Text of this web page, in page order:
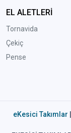
EL ALETLERİ
Tornavida
Çekiç
Pense
eKesici Takımlar